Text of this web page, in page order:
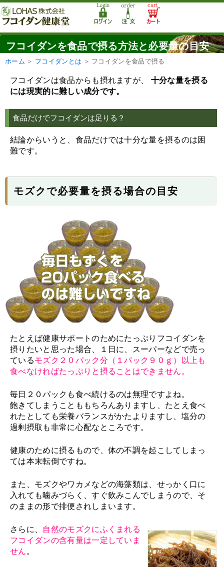
フコイダンを食品で摂る方法と必要量の目安
ホーム ＞ フコイダンとは ＞ フコイダンを食品で摂る
フコイダンは食品からも摂れますが、 十分な量を摂る
には現実的に難しい成分です。
食品だけでフコイダンは足りる？
結論からいうと、食品だけでは十分な量を摂るのは困
難です。
モズクで必要量を摂る場合の目安
たとえば健康サポートのためにたっぷりフコイダンを
摂りたいと思った場合、１日に、スーパーなどで売っ
ているモズク２０パック分（１パック９０ｇ）以上も
食べなければたっぷりと摂ることはできません。
毎日２０パックも食べ続けるのは無理ですよね。
飽きてしまうことももちろんありますし、たとえ食べ
れたとしても栄養バランスがかたよりますし、塩分の
過剰摂取も非常に心配なところです。
健康のために摂るもので、体の不調を起こしてしまっ
ては本末転倒ですね。
また、モズクやワカメなどの海藻類は、せっかく口に
入れても噛みづらく、すぐ飲みこんでしまうので、そ
のままの形で排便されしまいます。
さらに、
自然のモズクにふくまれる
フコイダンの含有量は一定していま
せん 。